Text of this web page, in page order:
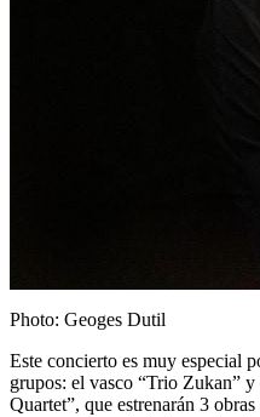
Photo: Geoges Dutil
Este concierto es muy especial
grupos: el vasco “Trio Zukan”
Quartet”, que estrenarán 3